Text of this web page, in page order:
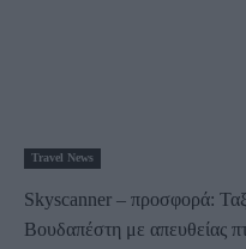
Travel News
Skyscanner – προσφορά:
Βουδαπέστη με απευθείας